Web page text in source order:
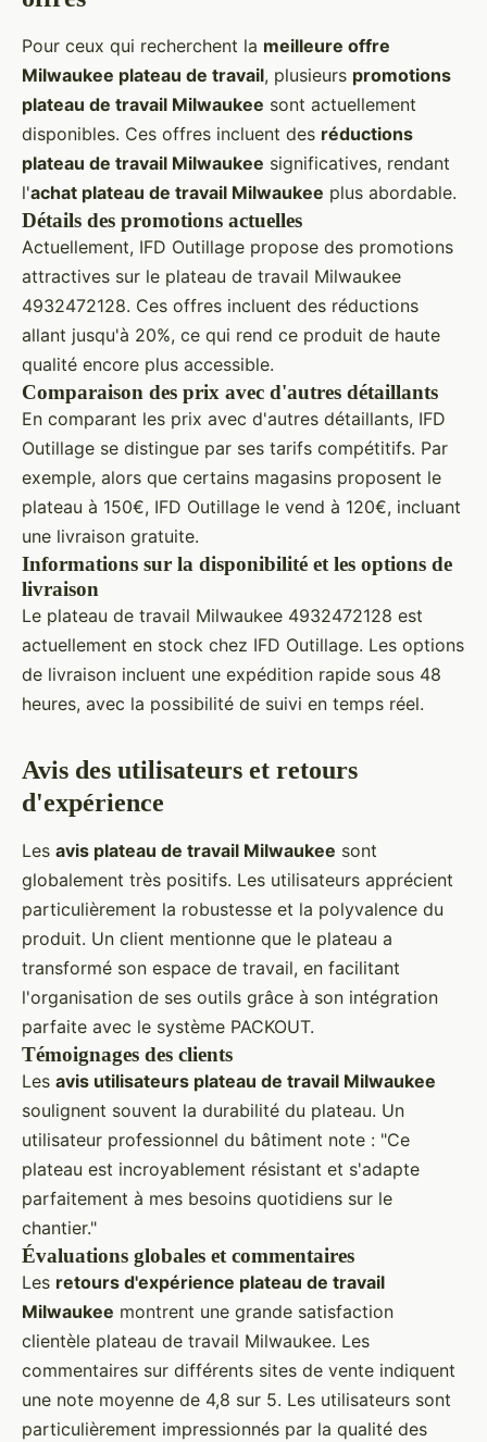
Pour ceux qui recherchent la meilleure offre
Milwaukee plateau de travail, plusieurs promotions
plateau de travail Milwaukee sont actuellement
disponibles. Ces offres incluent des réductions
plateau de travail Milwaukee significatives, rendant
l'achat plateau de travail Milwaukee plus abordable.
Détails des promotions actuelles
Actuellement, IFD Outillage propose des promotions
attractives sur le plateau de travail Milwaukee
4932472128. Ces offres incluent des réductions
allant jusqu'à 20%, ce qui rend ce produit de haute
qualité encore plus accessible.
Comparaison des prix avec d'autres détaillants
En comparant les prix avec d'autres détaillants, IFD
Outillage se distingue par ses tarifs compétitifs. Par
exemple, alors que certains magasins proposent le
plateau à 150€, IFD Outillage le vend à 120€, incluant
une livraison gratuite.
Informations sur la disponibilité et les options de
livraison
Le plateau de travail Milwaukee 4932472128 est
actuellement en stock chez IFD Outillage. Les options
de livraison incluent une expédition rapide sous 48
heures, avec la possibilité de suivi en temps réel.
Avis des utilisateurs et retours
d'expérience
Les avis plateau de travail Milwaukee sont
globalement très positifs. Les utilisateurs apprécient
particulièrement la robustesse et la polyvalence du
produit. Un client mentionne que le plateau a
transformé son espace de travail, en facilitant
l'organisation de ses outils grâce à son intégration
parfaite avec le système PACKOUT.
Témoignages des clients
Les avis utilisateurs plateau de travail Milwaukee
soulignent souvent la durabilité du plateau. Un
utilisateur professionnel du bâtiment note : "Ce
plateau est incroyablement résistant et s'adapte
parfaitement à mes besoins quotidiens sur le
chantier."
Évaluations globales et commentaires
Les retours d'expérience plateau de travail
Milwaukee montrent une grande satisfaction
clientèle plateau de travail Milwaukee. Les
commentaires sur différents sites de vente indiquent
une note moyenne de 4,8 sur 5. Les utilisateurs sont
particulièrement impressionnés par la qualité des